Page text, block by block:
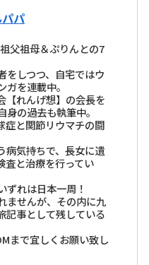
パ
父祖母＆ぷりんとの7
をしつつ、自宅ではウ
を連載中。
【れんげ想】の会長を
の過去も執筆中。
症と関節リウマチの闘
病気持ちで、長女に遺
査と治療を行ってい
ずれは日本一周！
ませんが、その内に九
記事として残している
まで宜しくお願い致し